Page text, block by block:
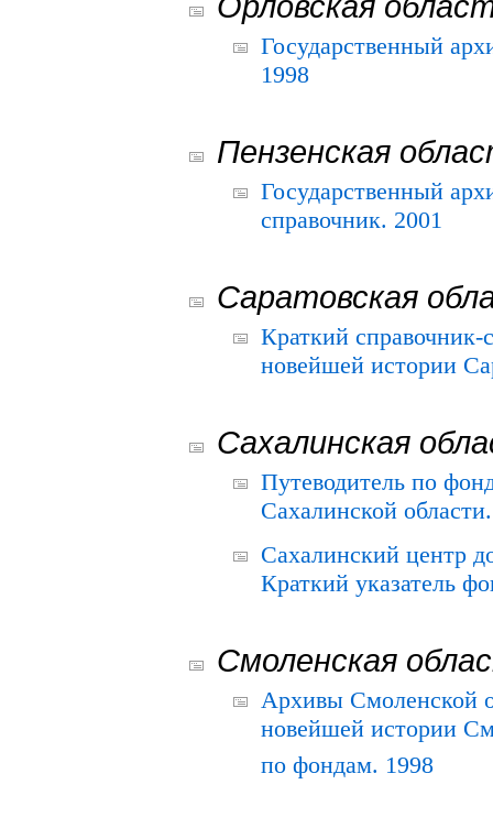
Государственный
1998
Пензенская
Государственный
справочник. 2001
Саратовская
Краткий
новейшей истории
Сахалинская
Путеводитель по
Сахалинской
Сахалинский центр
Краткий указатель
Смоленская
Архивы Смоленской
новейшей истории
по фондам. 1998